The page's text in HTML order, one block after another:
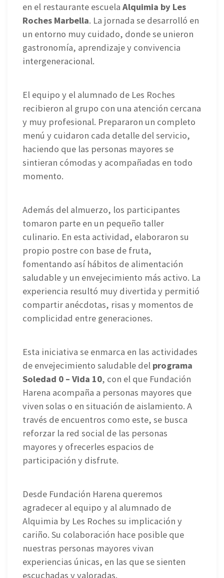
en el restaurante escuela Alquimia by Les
Roches Marbella. La jornada se desarrolló en
un entorno muy cuidado, donde se unieron
gastronomía, aprendizaje y convivencia
intergeneracional.
El equipo y el alumnado de Les Roches
recibieron al grupo con una atención cercana
y muy profesional. Prepararon un completo
menú y cuidaron cada detalle del servicio,
haciendo que las personas mayores se
sintieran cómodas y acompañadas en todo
momento.
Además del almuerzo, los participantes
tomaron parte en un pequeño taller
culinario. En esta actividad, elaboraron su
propio postre con base de fruta,
fomentando así hábitos de alimentación
saludable y un envejecimiento más activo. La
experiencia resultó muy divertida y permitió
compartir anécdotas, risas y momentos de
complicidad entre generaciones.
Esta iniciativa se enmarca en las actividades
de envejecimiento saludable del programa
Soledad 0 – Vida 10, con el que Fundación
Harena acompaña a personas mayores que
viven solas o en situación de aislamiento. A
través de encuentros como este, se busca
reforzar la red social de las personas
mayores y ofrecerles espacios de
participación y disfrute.
Desde Fundación Harena queremos
agradecer al equipo y al alumnado de
Alquimia by Les Roches su implicación y
cariño. Su colaboración hace posible que
nuestras personas mayores vivan
experiencias únicas, en las que se sienten
escuchadas y valoradas.